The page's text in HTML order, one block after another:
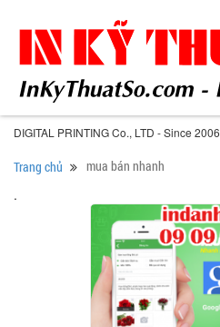
DIGITAL PRINTING Co., LTD - Since 2006
Trang chủ mua bán nhanh
.